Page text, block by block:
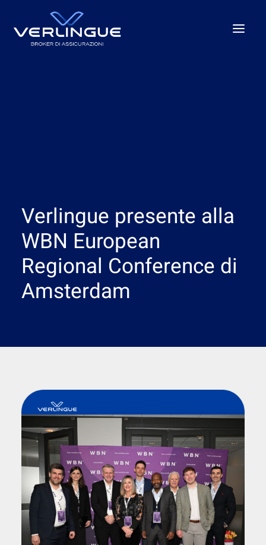
News
Ricerca
Verlingue presente alla
WBN European
Regional Conference di
Amsterdam